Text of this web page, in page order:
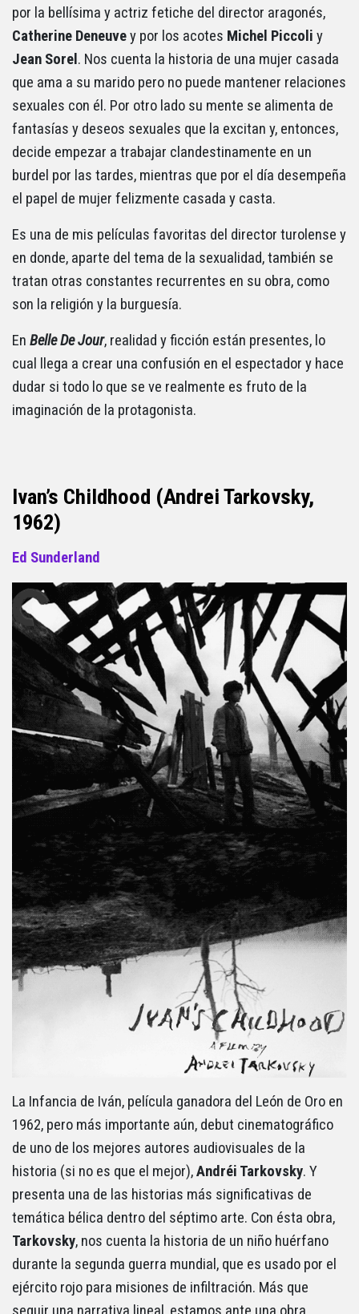
por la bellísima y actriz fetiche del director aragonés,
Catherine Deneuvey por los acotes Michel Piccoli y
Jean Sorel . Nos cuenta la historia de una mujer casada
que ama a su marido pero no puede mantener relaciones
sexuales con él. Por otro lado su mente se alimenta de
fantasías y deseos sexuales que la excitan y, entonces,
decide empezar a trabajar clandestinamente en un
burdel por las tardes, mientras que por el día desempeña
el papel de mujer felizmente casada y casta.
Es una de mis películas favoritas del director turolense y
en donde, aparte del tema de la sexualidad, también se
tratan otras constantes recurrentes en su obra, como
son la religión y la burguesía.
En Belle De Jour, realidad y ficción están presentes, lo
cual llega a crear una confusión en el espectador y hace
dudar si todo lo que se ve realmente es fruto de la
imaginación de la protagonista.
Ivan’s Childhood (Andrei Tarkovsky,
1962)
Ed Sunderland
La Infancia de Iván, película ganadora del León de Oro en
1962, pero más importante aún, debut cinematográfico
de uno de los mejores autores audiovisuales de la
historia (si no es que el mejor),Andréi Tarkovsky. Y
presenta una de las historias más significativas de
temática bélica dentro del séptimo arte. Con ésta obra,
Tarkovsky, nos cuenta la historia de un niño huérfano
durante la segunda guerra mundial, que es usado por el
ejército rojo para misiones de infiltración. Más que